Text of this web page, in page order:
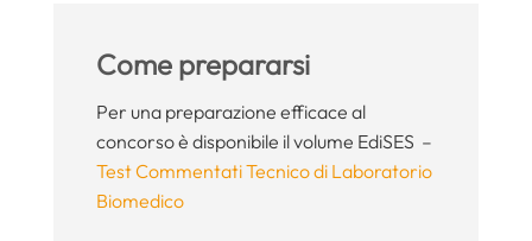
Come prepararsi
Per una preparazione efficace al
concorso è disponibile il volume EdiSES –
Test Commentati Tecnico di Laboratorio
Biomedico